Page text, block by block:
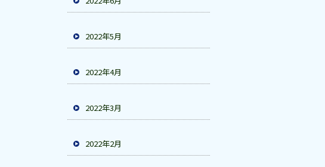
2022年5月
2022年4月
2022年3月
2022年2月